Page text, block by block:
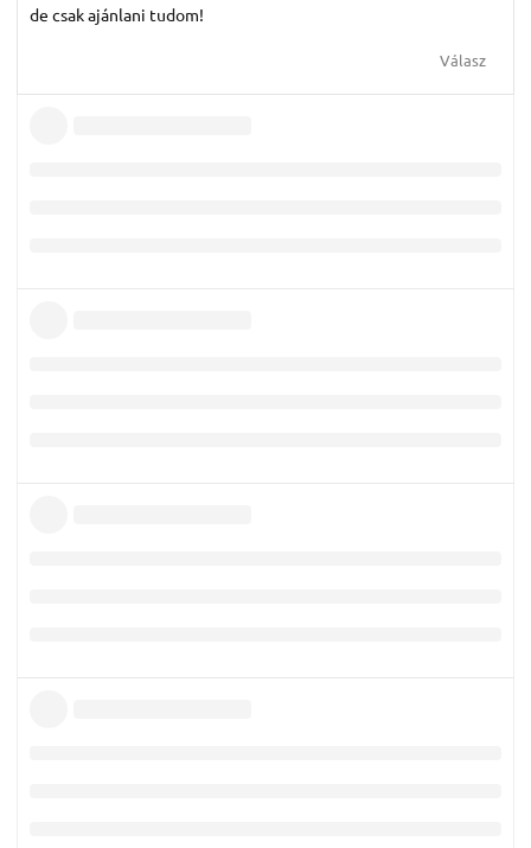
de csak ajánlani tudom!
Válasz